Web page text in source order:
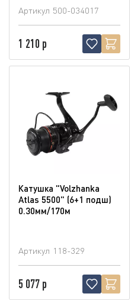
Артикул 500-034017
1 210 р
Катушка "Volzhanka
Atlas 5500" (6+1 подш)
0.30мм/170м
Артикул 118-329
5 077 р